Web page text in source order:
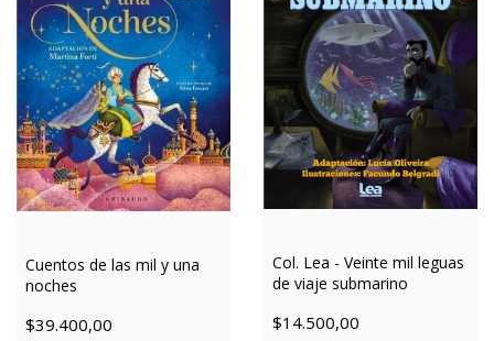
Cuentos de las mil y una
noches
$39.400,00
Col. Lea - Veinte mil leguas
de viaje submarino
$14.500,00